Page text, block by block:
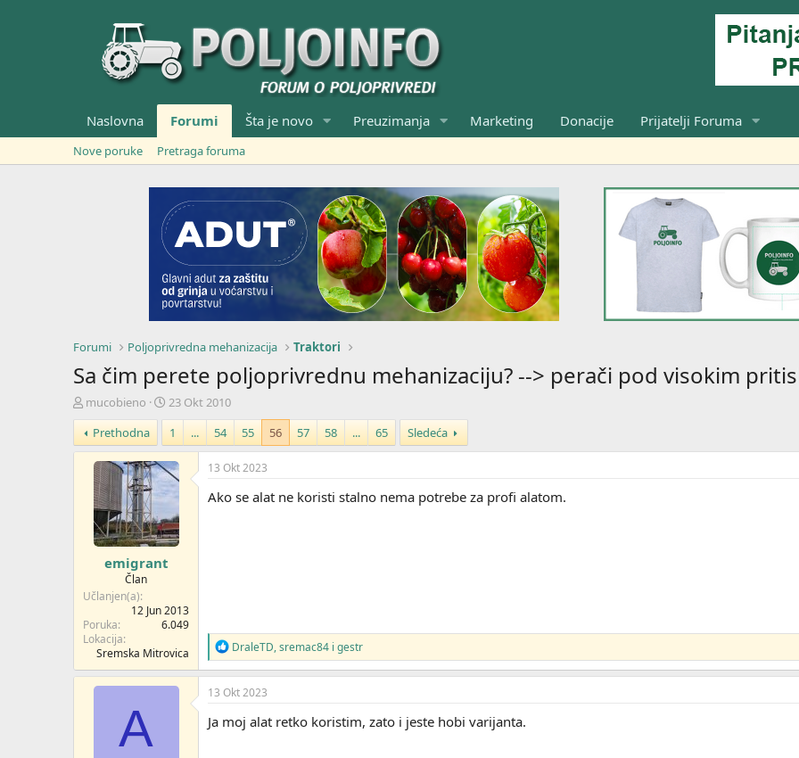
Naslovna Forumi Šta je novo Preuzimanja Marketing Donacije Prijatelji Foruma
Nove poruke Pretraga foruma
Forumi Poljoprivredna mehanizacija Traktori
Sa čim perete poljoprivrednu mehanizaciju? --> perači pod visokim
Z
a
č
e
mucobieno
D
a
t
u
m
p
o
k
r
e
j
a
23 Okt 2010
Prethodna
1 ... 54 55 56 57 58 ... 65 Sledeća
emigrant
Član
Učlanjen(a)
12 Jun 2013
Poruka
6.049
Lokacija
Sremska Mitrovica
13 Okt 2023
Ako se alat ne koristi stalno nema potrebe za profi alatom.
R
e
a
g
v
a
DraleTD,sremac84 i gestr
A
13 Okt 2023
Ja moj alat retko koristim, zato i jeste hobi varijanta.